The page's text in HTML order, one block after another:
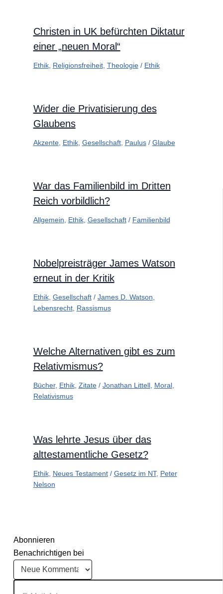
Christen in UK befürchten Diktatur
einer „neuen Moral“
Ethik, Religionsfreiheit, Theologie/ Ethik
Wider die Privatisierung des
Glaubens
Akzente, Ethik, Gesellschaft, Paulus/ Glaube
War das Familienbild im Dritten
Reich vorbildlich?
Allgemein Ethik, Gesellschaft/ Familienbild
Nobelpreisträger James Watson
erneut in der Kritik
Ethik, Gesellschaft/ James D. Watson
Lebensrecht, Rassismus
Welche Alternativen gibt es zum
Relativmismus?
Bücher, Ethik, Zitate/ Jonathan Littell, Moral,
Relativismus
Was lehrte Jesus über das
alttestamentliche Gesetz?
Ethik, Neues Testament/ Gesetz im NT, Peter
Nelson
Abonnieren
Benachrichtigen bei